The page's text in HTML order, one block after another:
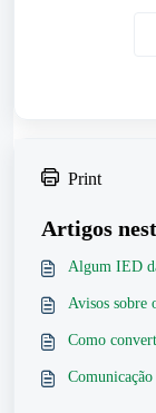
Print
Artigos
Algum IED
Avisos sobre
Como